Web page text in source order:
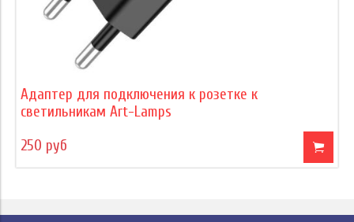
Адаптер для подключения к розетке к
светильникам Art-Lamps
250 руб